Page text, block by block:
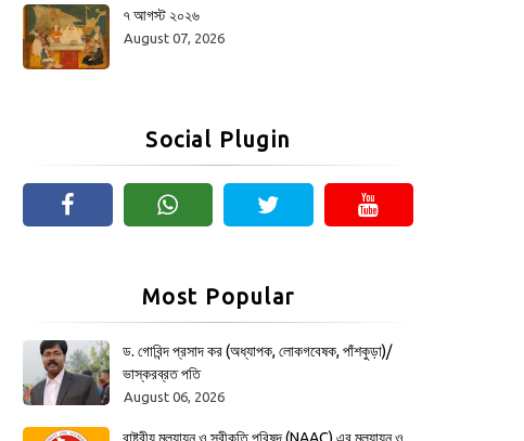
৭ আগস্ট ২০২৬
August 07, 2026
Social Plugin
Most Popular
ড. গোবিন্দ প্রসাদ কর (অধ্যাপক, লোকগবেষক, পাঁশকুড়া)/
ভাস্করব্রত পতি
August 06, 2026